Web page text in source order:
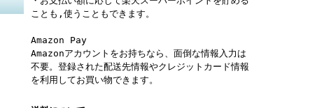
ことも,使うこともできます。
Amazon Pay
Amazonアカウントをお持ちなら、面倒な情報入力は
不要。登録された配送先情報やクレジットカード情報
を利用してお買い物できます。